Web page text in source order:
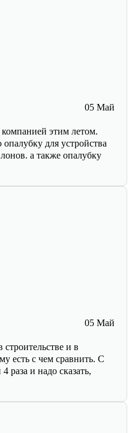
05 Май
этим летом.
для устройства
а также опалубку
05 Май
и в
есть с чем сравнить. С
раза и надо сказать,